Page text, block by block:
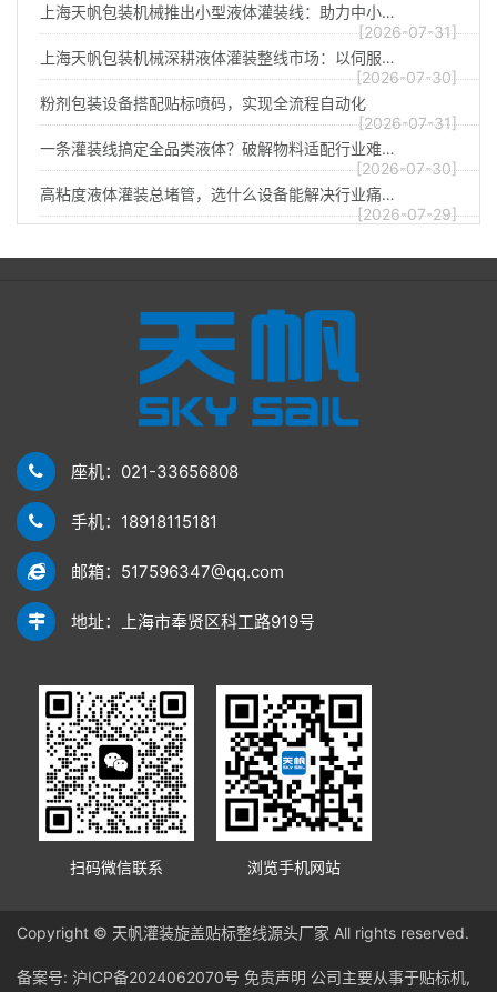
上海天帆包装机械推出小型液体灌装线：助力中小…
[2026-07-31]
上海天帆包装机械深耕液体灌装整线市场：以伺服…
[2026-07-30]
粉剂包装设备搭配贴标喷码，实现全流程自动化
[2026-07-31]
一条灌装线搞定全品类液体？破解物料适配行业难…
[2026-07-30]
高粘度液体灌装总堵管，选什么设备能解决行业痛…
[2026-07-29]
座机：021-33656808
手机：18918115181
邮箱：517596347@qq.com
地址：上海市奉贤区科工路919号
扫码微信联系 浏览手机网站
Copyright © 天帆灌装旋盖贴标整线源头厂家 All rights reserved.
备案号: 沪ICP备2024062070号 免责声明 公司主要从事于贴标机,